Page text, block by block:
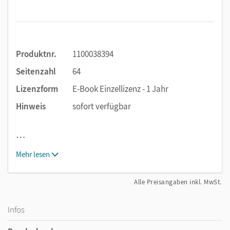
Produktnr.
1100038394
Seitenzahl
64
Lizenzform
E-Book Einzellizenz - 1 Jahr
Hinweis
sofort verfügbar
…
Mehr lesen
Alle Preisangaben inkl. MwSt.
Infos